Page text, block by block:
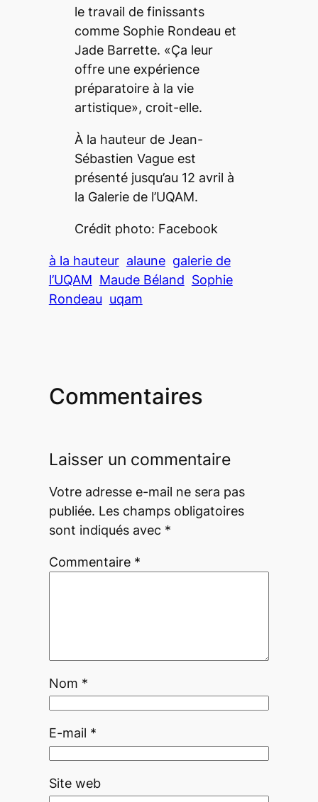
le travail de finissants
comme Sophie Rondeau et
Jade Barrette. «Ça leur
offre une expérience
préparatoire à la vie
artistique», croit-elle.
À la hauteurde Jean-
Sébastien Vague est
présenté jusqu’au 12 avril à
la Galerie de l’UQAM.
Crédit photo: Facebook
à la hauteur alaune galerie de
l’UQAM Maude Béland Sophie
Rondeau uqam
Commentaires
Laisser un commentaire
Votre adresse e-mail ne sera pas
publiée. Les champs obligatoires
sont indiqués avec *
Commentaire *
Nom *
E-mail *
Site web